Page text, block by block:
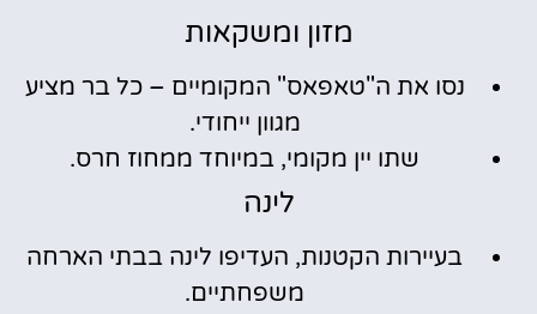
מזון ומשקאות
נסו את ה"טאפאס" המקומיים – כל בר מציע
מגוון ייחודי.
שתו יין מקומי, במיוחד ממחוז חרס.
לינה
בעיירות הקטנות, העדיפו לינה בבתי הארחה
משפחתיים.